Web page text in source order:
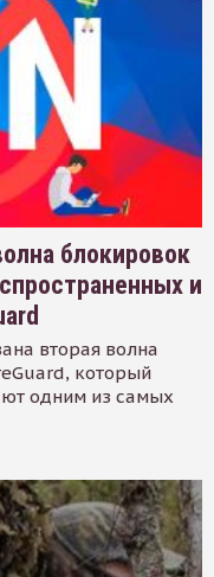
блокировок
и
вторая волна
который
одним из самых